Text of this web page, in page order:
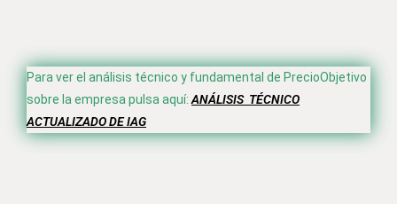
Para ver el análisis técnico y fundamental de PrecioObjetivo
sobre la empresa pulsa aquí: ANÁLISIS TÉCNICO
ACTUALIZADO DE IAG